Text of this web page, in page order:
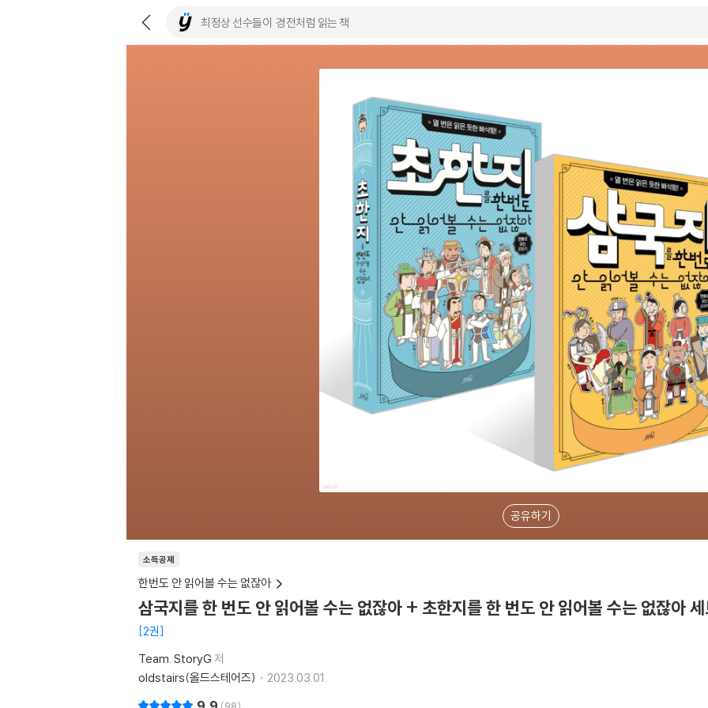
공유하기
소득공제
한번도 안 읽어볼 수는 없잖아
삼국지를 한 번도 안 읽어볼 수는 없잖아 + 초한지를 한 번도 안 읽어볼 수는 없잖아
2권
Team. StoryG 저
oldstairs(올드스테어즈)
2023.03.01.